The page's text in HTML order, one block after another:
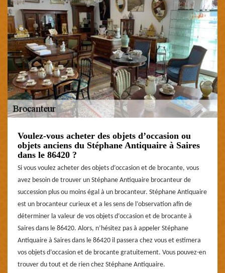
Voulez-vous acheter des objets d’occasion ou
objets anciens du Stéphane Antiquaire à Saires
dans le 86420 ?
Si vous voulez acheter des objets d’occasion et de brocante, vous
avez besoin de trouver un Stéphane Antiquaire brocanteur de
succession plus ou moins égal à un brocanteur. Stéphane Antiquaire
est un brocanteur curieux et a les sens de l’observation afin de
déterminer la valeur de vos objets d’occasion et de brocante à
Saires dans le 86420. Alors, n’hésitez pas à appeler Stéphane
Antiquaire à Saires dans le 86420 il passera chez vous et estimera
vos objets d’occasion et de brocante gratuitement. Vous pouvez-en
trouver du tout et de rien chez Stéphane Antiquaire.